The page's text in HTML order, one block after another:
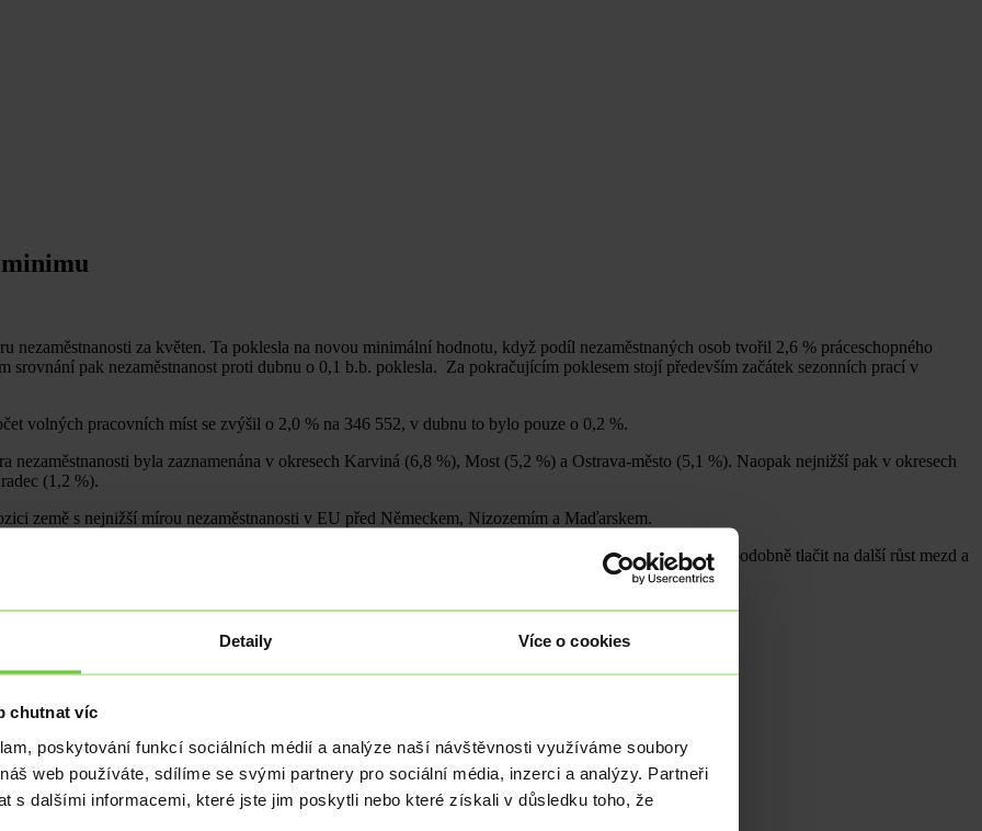
Detaily Více o cookies
chutnat víc
poskytování funkcí sociálních médií a analýze naší návštěvnosti využíváme soubory
web používáte, sdílíme se svými partnery pro sociální média, inzerci a analýzy. Partneři
s dalšími informacemi, které jste jim poskytli nebo které získali v důsledku toho, že
za květen. Ta poklesla na novou minimální hodnotu, když podíl nezaměstnaných osob tvořil 2,6 % práceschopného
pak nezaměstnanost proti dubnu o 0,1 b.b. poklesla. Za pokračujícím poklesem stojí především začátek sezonních prací v
volných pracovních míst se zvýšil o 2,0 % na 346 552, v dubnu to bylo pouze o 0,2 %.
nezaměstnanosti byla zaznamenána v okresech Karviná (6,8 %), Most (5,2 %) a Ostrava-město (5,1 %). Naopak nejnižší pak v okresech
(1,2 %).
země s nejnižší mírou nezaměstnanosti v EU před Německem, Nizozemím a Maďarskem.
k tomu, že mnoho práceschopných lidí již na trhu k dispozici není. Tento fakt také bude pravděpodobně tlačit na další růst mezd a